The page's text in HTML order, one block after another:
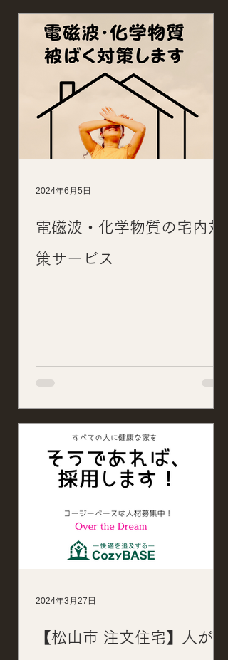
電磁波・化学物質の宅内対
策サービス
2024年6月5日
【松山市 注文住宅】人が健
2024年3月27日